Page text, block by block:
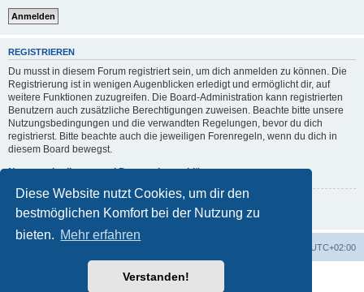
Diese Website nutzt Cookies, um dir den
bestmöglichen Komfort bei der Nutzung zu
bieten. Mehr erfahren
Verstanden!
REGISTRIEREN
Du musst in diesem Forum registriert sein, um dich anmelden zu können. Die
Registrierung ist in wenigen Augenblicken erledigt und ermöglicht dir, auf
weitere Funktionen zuzugreifen. Die Board-Administration kann registrierten
Benutzern auch zusätzliche Berechtigungen zuweisen. Beachte bitte unsere
Nutzungsbedingungen und die verwandten Regelungen, bevor du dich
registrierst. Bitte beachte auch die jeweiligen Forenregeln, wenn du dich in
diesem Board bewegst.
Nutzungsbedingungen|Datenschutzerklärung
Registrieren
UTC+02:00
Powered byphpBB® Forum Software © phpBB Limited